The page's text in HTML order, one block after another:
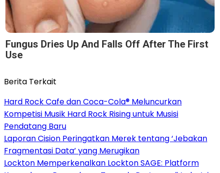
Fungus Dries Up And Falls Off After The First
Use
Berita Terkait
Hard Rock Cafe dan Coca-Cola® Meluncurkan
Kompetisi Musik Hard Rock Rising untuk Musisi
Pendatang Baru
Laporan Cision Peringatkan Merek tentang ‘Jebakan
Fragmentasi Data’ yang Merugikan
Lockton Memperkenalkan Lockton SAGE: Platform